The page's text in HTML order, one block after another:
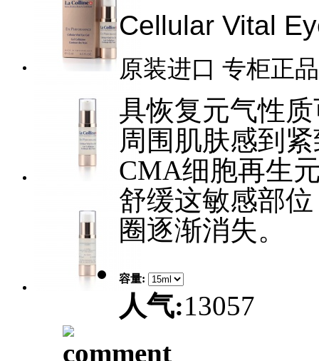
Cellular Vital
原装进口 专柜正品
具恢复元气性
周围肌肤感到
CMA细胞再生
舒缓这敏感部
圈逐渐消失。
容量:
人气:13057